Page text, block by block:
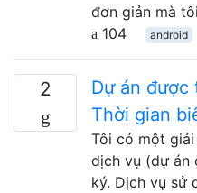
đơn giản mà
104
android
2
Dự án được
Thời gian
Tôi có một
dịch vụ (dự án
ký. Dịch vụ sử